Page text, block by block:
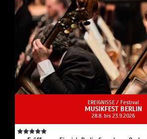
EREIGNISSE / Festival
MUSIKFEST BERLIN
28.8. bis 23.9.2026